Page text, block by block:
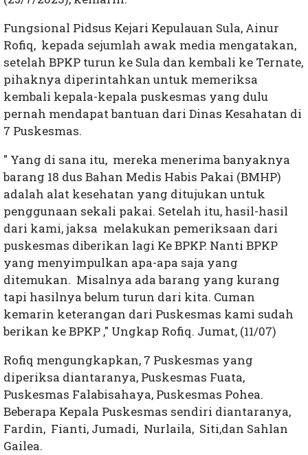
Fungsional Pidsus Kejari Kepulauan Sula, Ainur
Rofiq, kepada sejumlah awak media mengatakan,
setelah BPKP turun ke Sula dan kembali ke Ternate,
pihaknya diperintahkan untuk memeriksa
kembali kepala-kepala puskesmas yang dulu
pernah mendapat bantuan dari Dinas Kesahatan di
7 Puskesmas.
" Yang di sana itu, mereka menerima banyaknya
barang 18 dus Bahan Medis Habis Pakai (BMHP)
adalah alat kesehatan yang ditujukan untuk
penggunaan sekali pakai. Setelah itu, hasil-hasil
dari kami, jaksa melakukan pemeriksaan dari
puskesmas diberikan lagi Ke BPKP. Nanti BPKP
yang menyimpulkan apa-apa saja yang
ditemukan. Misalnya ada barang yang kurang
tapi hasilnya belum turun dari kita. Cuman
kemarin keterangan dari Puskesmas kami sudah
berikan ke BPKP ," Ungkap Rofiq. Jumat, (11/07)
Rofiq mengungkapkan, 7 Puskesmas yang
diperiksa diantaranya, Puskesmas Fuata,
Puskesmas Falabisahaya, Puskesmas Pohea.
Beberapa Kepala Puskesmas sendiri diantaranya,
Fardin, Fianti, Jumadi, Nurlaila, Siti,dan Sahlan
Gailea.